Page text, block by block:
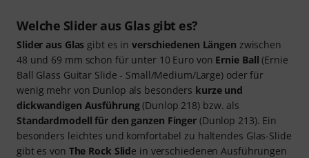
Welche Slider aus Glas gibt es?
Slider aus Glas gibt es inverschiedenen Längen zwischen
48 und 69 mm schon für unter 10 Euro von Ernie Ball (Ernie
Ball Glass Guitar Slide - Small/Medium/Large) oder für
wenig mehr von Dunlop als besonders kurze und
dickwandigen Ausführung(Dunlop 218) bzw. als
Standardmodell für den ganzen Finger (Dunlop 213). Ein
besonders leichtes und komfortabel zu haltendes Glas-Slide
gibt es von The Rock Slide in verschiedenen Ausführungen